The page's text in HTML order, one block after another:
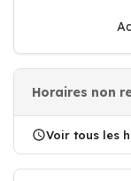
Horaires non
Voir tous les